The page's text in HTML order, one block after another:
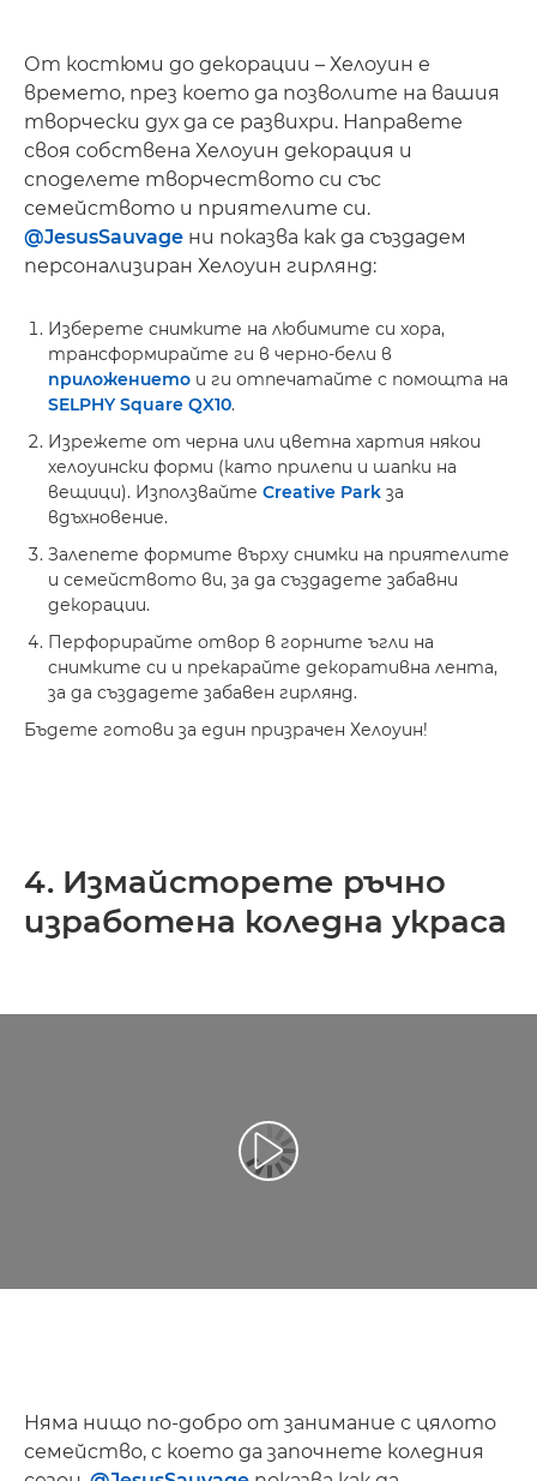
От костюми до декорации – Хелоуин е
времето, през което да позволите на вашия
творчески дух да се развихри. Направете
своя собствена Хелоуин декорация и
споделете творчеството си със
семейството и приятелите си.
@JesusSauvage ни показва как да създадем
персонализиран Хелоуин гирлянд:
Изберете снимките на любимите си хора,
трансформирайте ги в черно-бели в
приложението и ги отпечатайте с помощта на
SELPHY Square QX10.
Изрежете от черна или цветна хартия някои
хелоуински форми (като прилепи и шапки на
вещици). Използвайте Creative Park за
вдъхновение.
Залепете формите върху снимки на приятелите
и семейството ви, за да създадете забавни
декорации.
Перфорирайте отвор в горните ъгли на
снимките си и прекарайте декоративна лента,
за да създадете забавен гирлянд.
Бъдете готови за един призрачен Хелоуин!
4. Измайсторете ръчно
изработена коледна украса
Възпроизведете видео
Няма нищо по-добро от занимание с цялото
семейство, с което да започнете коледния